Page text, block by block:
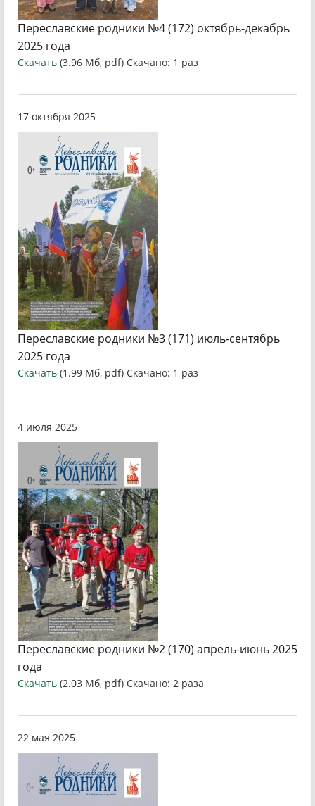
Переславские родники №4 (172) октябрь-декабрь
2025 года
Скачать (3.96 Мб, pdf) Скачано: 1 раз
17 октября 2025
Переславские родники №3 (171) июль-сентябрь
2025 года
Скачать (1.99 Мб, pdf) Скачано: 1 раз
4 июля 2025
Переславские родники №2 (170) апрель-июнь 2025
года
Скачать (2.03 Мб, pdf) Скачано: 2 раза
22 мая 2025